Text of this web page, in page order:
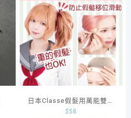
日本Classe假髮用萬能雙面
膠貼
$58